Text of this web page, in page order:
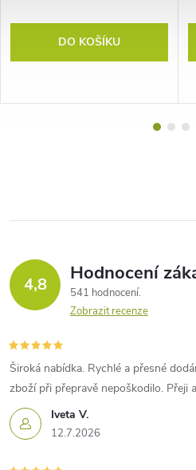
DO KOŠÍKU
4,8 Hodnocení
541 hodnocení
Zobrazit recenze
Iveta V.
12.7.2026
Široká nabídka. Rychlé a přesné
zboží při přepravě nepoškodilo. Přeji